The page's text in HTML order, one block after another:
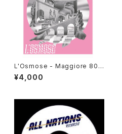
L'Osmose - Maggiore 800
"LP"
¥4,000